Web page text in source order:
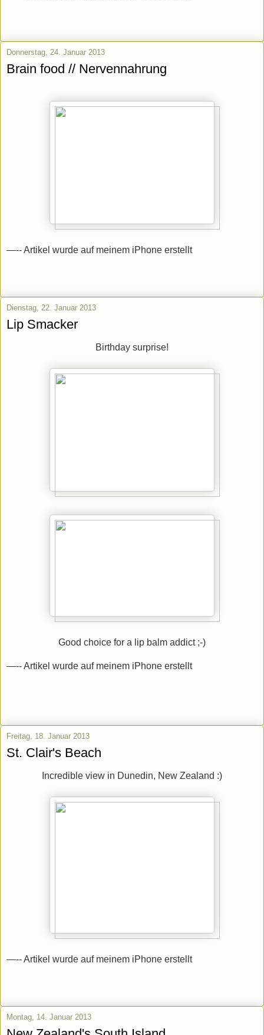
Donnerstag, 24. Januar 2013
Brain food // Nervennahrung
—-- Artikel wurde auf meinem iPhone erstellt
Dienstag, 22. Januar 2013
Lip Smacker
Birthday surprise!
Good choice for a lip balm addict ;-)
—-- Artikel wurde auf meinem iPhone erstellt
Freitag, 18. Januar 2013
St. Clair's Beach
Incredible view in Dunedin, New Zealand :)
—-- Artikel wurde auf meinem iPhone erstellt
Montag, 14. Januar 2013